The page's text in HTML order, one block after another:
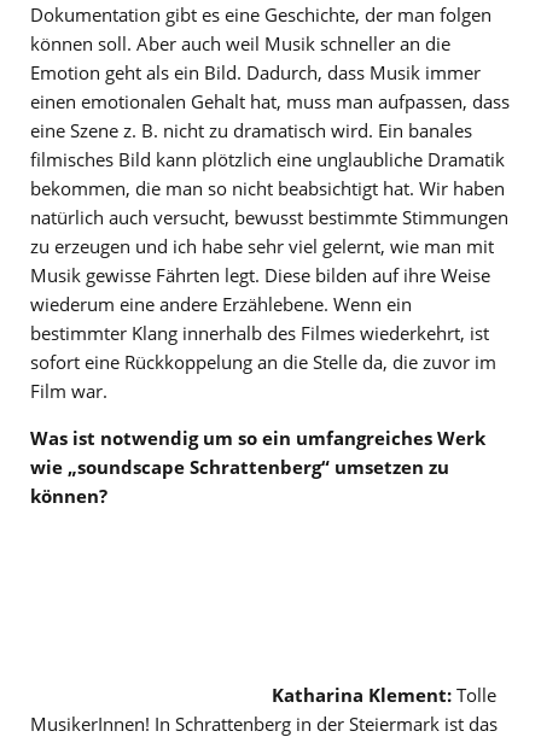
Dokumentation gibt es eine Geschichte, der man folgen
können soll. Aber auch weil Musik schneller an die
Emotion geht als ein Bild. Dadurch, dass Musik immer
einen emotionalen Gehalt hat, muss man aufpassen, dass
eine Szene z. B. nicht zu dramatisch wird. Ein banales
filmisches Bild kann plötzlich eine unglaubliche Dramatik
bekommen, die man so nicht beabsichtigt hat. Wir haben
natürlich auch versucht, bewusst bestimmte Stimmungen
zu erzeugen und ich habe sehr viel gelernt, wie man mit
Musik gewisse Fährten legt. Diese bilden auf ihre Weise
wiederum eine andere Erzählebene. Wenn ein
bestimmter Klang innerhalb des Filmes wiederkehrt, ist
sofort eine Rückkoppelung an die Stelle da, die zuvor im
Film war.
Was ist notwendig um so ein umfangreiches Werk
wie „soundscape Schrattenberg“ umsetzen zu
können?
Katharina Klement: Tolle
MusikerInnen! In Schrattenberg in der Steiermark ist das